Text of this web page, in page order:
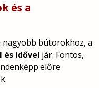
és a
nagyobb bútorokhoz, a
és idővel jár. Fontos,
előre